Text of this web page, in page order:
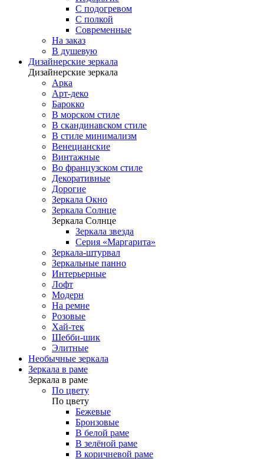
С подогревом
С полкой
Современные
На заказ
В душевую
Дизайнерские зеркала
Дизайнерские зеркала
Арка
Арт-деко
Барокко
В морском стиле
В скандинавском стиле
В стиле минимализм
Венецианские
Винтажные
Во французском стиле
Декоративные
Дорогие
Зеркала Окно
Зеркала Солнце
Зеркала Солнце
Зеркала звезда
Серия «Маргарита»
Зеркала-штурвал
Зеркальные панно
Интерьерные
Лофт
Модерн
На ремне
Розовые
Хай-тек
Шебби-шик
Элитные
Необычные зеркала
Зеркала в раме
Зеркала в раме
По цвету
По цвету
Бежевые
Бронзовые
В белой раме
В зелёной раме
В коричневой раме